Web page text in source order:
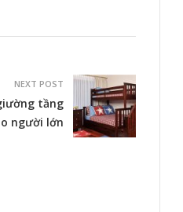
NEXT POST
tầng
người lớn